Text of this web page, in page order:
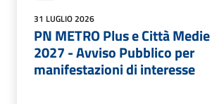
31 LUGLIO 2026
PN METRO Plus e Città
2027 - Avviso Pubblico per
manifestazioni di interesse